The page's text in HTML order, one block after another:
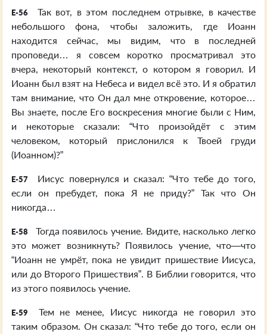
E-56
Так вот, в этом последнем отрывке, в качестве
небольшого фона, чтобы заложить, где Иоанн
находится сейчас, мы видим, что в последней
проповеди… я совсем коротко просматривал это
вчера, некоторый контекст, о котором я говорил. И
Иоанн был взят на Небеса и видел всё это. И я обратил
там внимание, что Он дал мне откровение, которое…
Вы знаете, после Его воскресения многие были с Ним,
и некоторые сказали: “Что произойдёт с этим
человеком, который прислонился к Твоей груди
(Иоанном)?”
E-57
Иисус повернулся и сказал: “Что тебе до того,
если он пребудет, пока Я не приду?” Так что Он
никогда…
E-58
Тогда появилось учение. Видите, насколько легко
это может возникнуть? Появилось учение, что—что
“Иоанн не умрёт, пока не увидит пришествие Иисуса,
или до Второго Пришествия”. В Библии говорится, что
из этого появилось учение.
E-59
Тем не менее, Иисус никогда не говорил это
таким образом. Он сказал: “Что тебе до того, если он